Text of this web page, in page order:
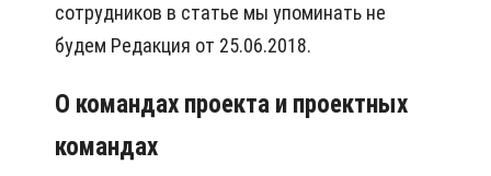
сотрудников в статье мы упоминать не
будем Редакция от 25.06.2018.
О командах проекта и проектных
командах